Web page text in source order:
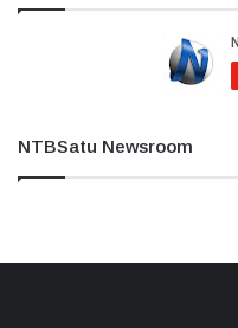
NTBSatu Newsroom